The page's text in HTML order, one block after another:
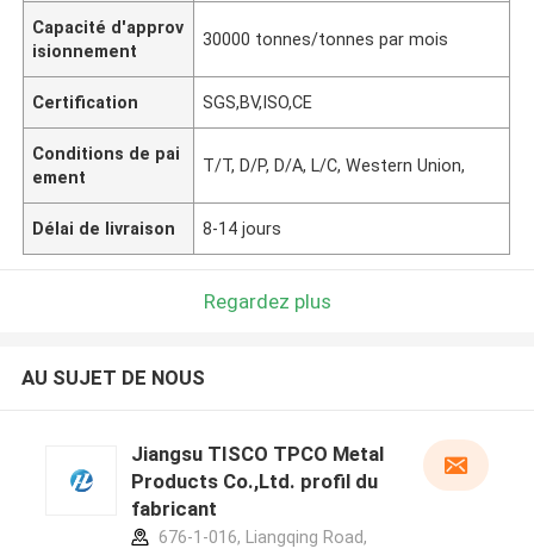
Capacité d'approv
isionnement
30000 tonnes/tonnes par mois
Certification SGS,BV,ISO,CE
Conditions de pai
ement
T/T, D/P, D/A, L/C, Western Union,
Délai de livraison 8-14 jours
Regardez plus
AU SUJET DE NOUS
Jiangsu TISCO TPCO Metal
Products Co.,Ltd. profil du
fabricant
676-1-016, Liangqing Road,